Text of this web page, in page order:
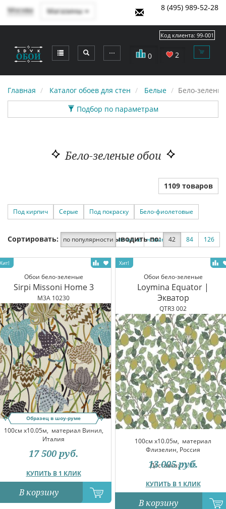
Москва Магазины 8 (495) 989-52-28
⋯ 0 2
Код клиента: 99-001
Главная Каталог обоев для стен Белые
Бело-
Подбор по параметрам
Бело-зеленые обои
1109 товаров
Под кирпич Серые Под покраску Бело-фиолетовые
Сортировать: по популярности по цене новинки по скидке
Выводить по: 42 84 126
Обои бело-зеленые
Sirpi Missoni Home 3
M3A 10230
Образец в шоу-руме
100см x10.05м, материал Винил,
Италия
КУПИТЬ В 1 КЛИК
17 500 руб.
В корзину
Обои бело-зеленые
Loymina Equator |
Экватор
QTR3 002
100см x10.05м, материал
Флизелин, Россия
Доставка:12.08
КУПИТЬ В 1 КЛИК
13 005 руб.
В корзину